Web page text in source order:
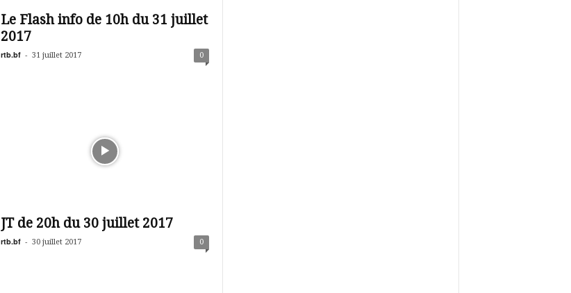
Le Flash info de 10h du 31 juillet
2017
rtb.bf - 31 juillet 2017 0
JT de 20h du 30 juillet 2017
rtb.bf - 30 juillet 2017 0